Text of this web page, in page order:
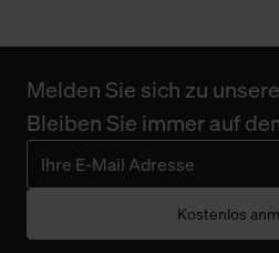
Melden Sie sich zu
Bleiben Sie immer auf
Kostenlos